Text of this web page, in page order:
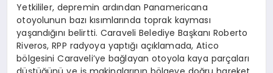
Yetkililer, depremin ardından Panamericana
otoyolunun bazı kısımlarında toprak kayması
yaşandığını belirtti. Caraveli Belediye Başkanı Roberto
Riveros, RPP radyoya yaptığı açıklamada, Atico
bölgesini Caraveli’ye bağlayan otoyola kaya parçaları